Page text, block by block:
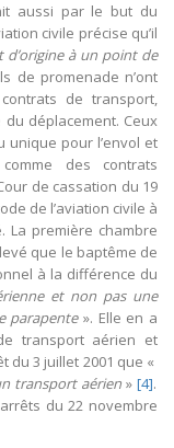
aussi par le but du
civile précise qu’il
d’origine à un point de
de promenade n’ont
de transport,
déplacement. Ceux
unique pour l’envol et
des contrats
de cassation du 19
de l’aviation civile à
La première chambre
que le baptême de
à la différence du
et non pas une
parapente». Elle en a
transport aérien et
du 3 juillet 2001 que «
transport aérien »[4].
du 22 novembre